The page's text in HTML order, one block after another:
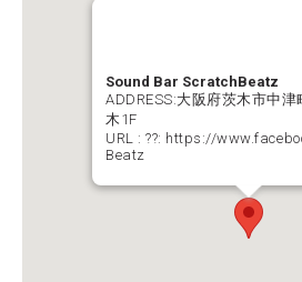
Sound Bar ScratchBeatz
ADDRESS:大阪府茨木市中
木1F
URL :??: https://
Beatz